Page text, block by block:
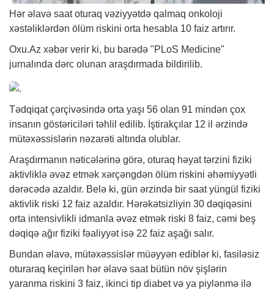
Hər əlavə saat oturaq vəziyyətdə qalmaq onkoloji
xəstəliklərdən ölüm riskini orta hesabla 10 faiz artırır.
Oxu.Az xəbər verir ki, bu barədə "PLoS Medicine"
jurnalında dərc olunan araşdırmada bildirilib.
Tədqiqat çərçivəsində orta yaşı 56 olan 91 mindən çox
insanın göstəriciləri təhlil edilib. İştirakçılar 12 il ərzində
mütəxəssislərin nəzarəti altında olublar.
Araşdırmanın nəticələrinə görə, oturaq həyat tərzini fiziki
aktivliklə əvəz etmək xərçəngdən ölüm riskini əhəmiyyətli
dərəcədə azaldır. Belə ki, gün ərzində bir saat yüngül fiziki
aktivlik riski 12 faiz azaldır. Hərəkətsizliyin 30 dəqiqəsini
orta intensivlikli idmanla əvəz etmək riski 8 faiz, cəmi beş
dəqiqə ağır fiziki fəaliyyət isə 22 faiz aşağı salır.
Bundan əlavə, mütəxəssislər müəyyən ediblər ki, fasiləsiz
oturaraq keçirilən hər əlavə saat bütün növ şişlərin
yaranma riskini 3 faiz, ikinci tip diabet və ya piylənmə ilə